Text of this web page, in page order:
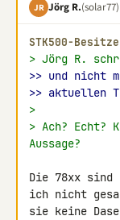
JR Jörg R.(solar77)
STK500-
> Jörg R.
>> und nicht
>> aktuellen
>
> Ach? Echt?
Aussage?
Die 78xx sind
ich nicht
sie keine